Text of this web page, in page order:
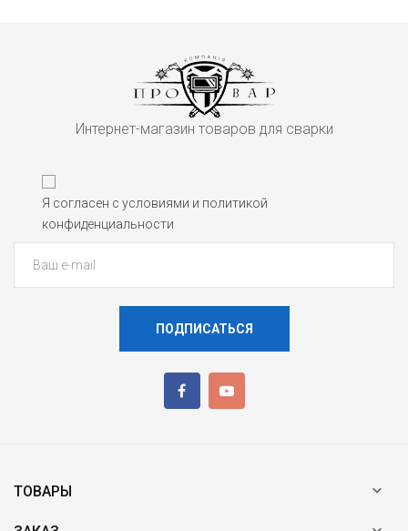
Интернет-магазин товаров для сварки
Я согласен с условиями и политикой
конфиденциальности
ПОДПИСАТЬСЯ
ТОВАРЫ 